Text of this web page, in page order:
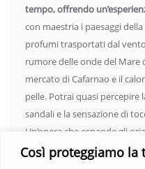
Così proteggiamo la
tempo, offrendo
con maestria i paesaggi
profumi trasportati dal
rumore delle onde del Mare
mercato di Cafarnao e il
pelle. Potrai quasi
sandali e la sensazione di
Un’opera che espande gli
vedere oltre i confini del